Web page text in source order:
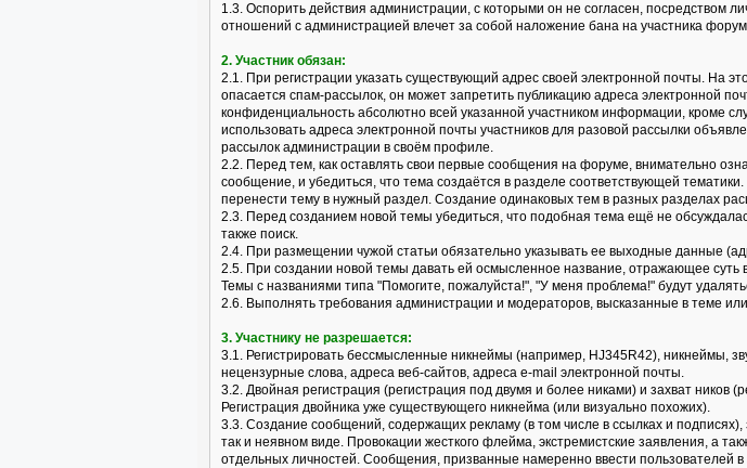
1.3. Оспорить действия администрации, с которыми он не согласен, посредством
отношений с администрацией влечет за собой наложение бана на участника
2. Участник обязан:
2.1. При регистрации указать существующий адрес своей электронной почты. На
опасается спам-рассылок, он может запретить публикацию адреса электронной
конфиденциальность абсолютно всей указанной участником информации, кроме
использовать адреса электронной почты участников для разовой рассылки
рассылок администрации в своём профиле.
2.2. Перед тем, как оставлять свои первые сообщения на форуме, внимательно
сообщение, и убедиться, что тема создаётся в разделе соответствующей
перенести тему в нужный раздел. Создание одинаковых тем в разных разделах
2.3. Перед созданием новой темы убедиться, что подобная тема ещё не
также поиск.
2.4. При размещении чужой статьи обязательно указывать ее выходные данные
2.5. При создании новой темы давать ей осмысленное название, отражающее
Темы с названиями типа "Помогите, пожалуйста!", "У меня проблема!" будут
2.6. Выполнять требования администрации и модераторов, высказанные в теме
3. Участнику не разрешается:
3.1. Регистрировать бессмысленные никнеймы (например, HJ345R42), никнеймы,
нецензурные слова, адреса веб-сайтов, адреса e-mail электронной почты.
3.2. Двойная регистрация (регистрация под двумя и более никами) и захват ников
Регистрация двойника уже существующего никнейма (или визуально похожих).
3.3. Создание сообщений, содержащих рекламу (в том числе в ссылках и
так и неявном виде. Провокации жесткого флейма, экстремистские заявления, а
отдельных личностей. Сообщения, призванные намеренно ввести